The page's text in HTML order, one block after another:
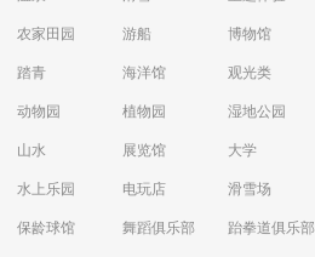
农家田园 游船 博物馆
踏青 海洋馆 观光类
动物园 植物园 湿地公园
山水 展览馆 大学
水上乐园 电玩店 滑雪场
保龄球馆 舞蹈俱乐部 跆拳道俱乐部